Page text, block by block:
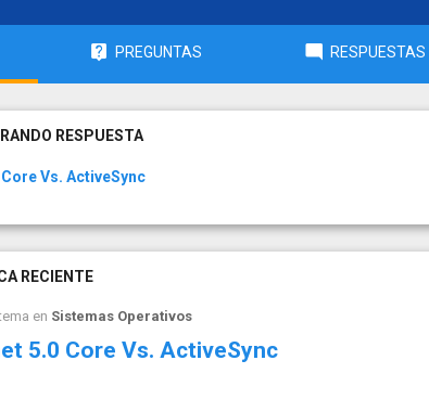
PREGUNTAS RESPUESTAS
RESPUESTA
Vs. ActiveSync
RECIENTE
en Sistemas Operativos
5.0 Core Vs. ActiveSync